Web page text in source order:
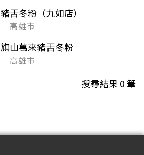
豬舌冬粉（九如店）
高雄市
旗山萬來豬舌冬粉
高雄市
搜尋結果0筆